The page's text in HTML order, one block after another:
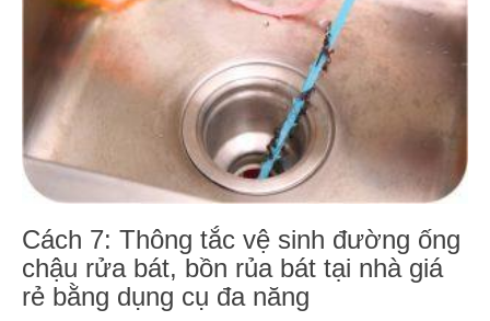
Cách 7: Thông tắc vệ sinh đường ống
chậu rửa bát, bồn rủa bát tại nhà giá
rẻ bằng dụng cụ đa năng